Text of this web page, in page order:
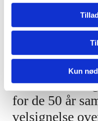
Kun
tradition for en
i forbindelse
Således
kirke en del
deres venner
for de 50 år
velsignelse